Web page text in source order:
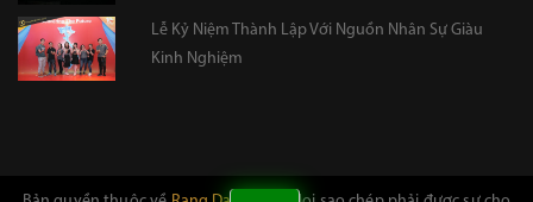
Lễ Kỷ Niệm Thành Lập Với Nguồn Nhân Sự Giàu
Kinh Nghiệm